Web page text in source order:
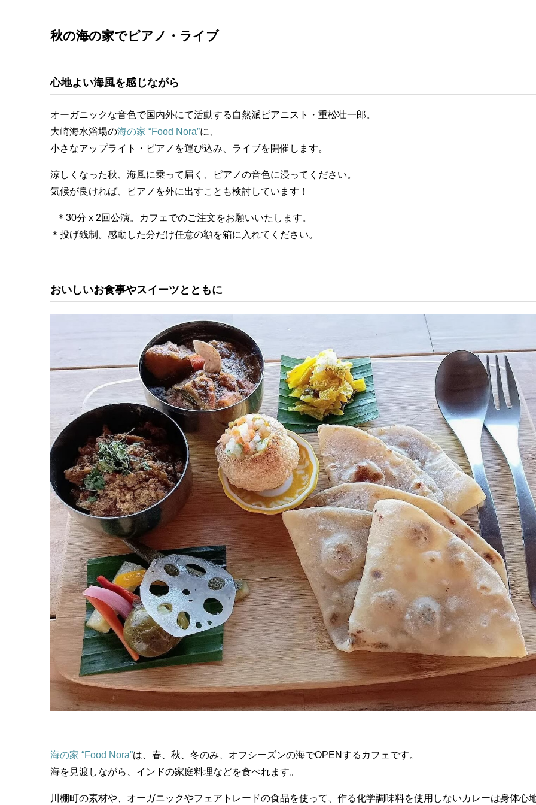
秋の海の家でピアノ・ライブ
心地よい海風を感じながら
オーガニックな音色で国内外にて活動する自然派ピアニスト・重松壮一郎。
大崎海水浴場の海の家 “Food Nora”に、
小さなアップライト・ピアノを運び込み、ライブを開催します。
涼しくなった秋、海風に乗って届く、ピアノの音色に浸ってください。
気候が良ければ、ピアノを外に出すことも検討しています！
＊30分 x 2回公演。カフェでのご注文をお願いいたします。
＊投げ銭制。感動した分だけ任意の額を箱に入れてください。
おいしいお食事やスイーツとともに
海の家 “Food Nora”は、春、秋、冬のみ、オフシーズンの海でOPENするカフェです。
海を見渡しながら、インドの家庭料理などを食べれます。
川棚町の素材や、オーガニックやフェアトレードの食品を使って、作る化学調味料を使用しないカレーは身体心